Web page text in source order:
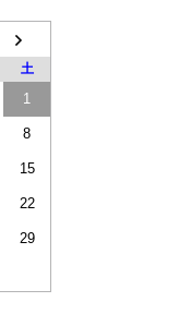
土
1
8
15
22
29